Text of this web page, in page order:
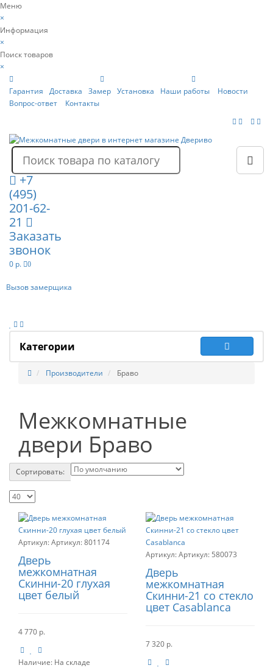
Меню
×
Информация
×
Поиск товаров
×
Гарантия Доставка Замер Установка Наши работы
Новости
Вопрос-ответ
Контакты
+7
(495)
201-62-
21
Заказать
звонок
0 р. 0
Вызов замерщика
Категории
Производители Браво
Межкомнатные
двери Браво
Сортировать:
Артикул:801174
Дверь
межкомнатная
Скинни-20 глухая
цвет белый
4 770 р.
Наличие: На складе
Артикул: 580073
Дверь
межкомнатная
Скинни-21 со стекло
цвет Casablanca
7 320 р.